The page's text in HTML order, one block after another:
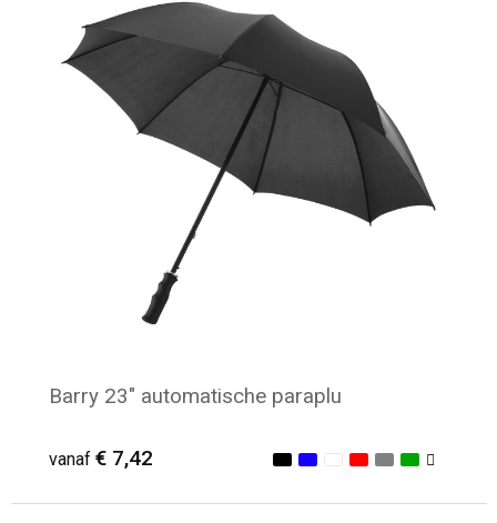
Minimale afname: 25
Barry 23" automatische paraplu
vanaf € 7,42